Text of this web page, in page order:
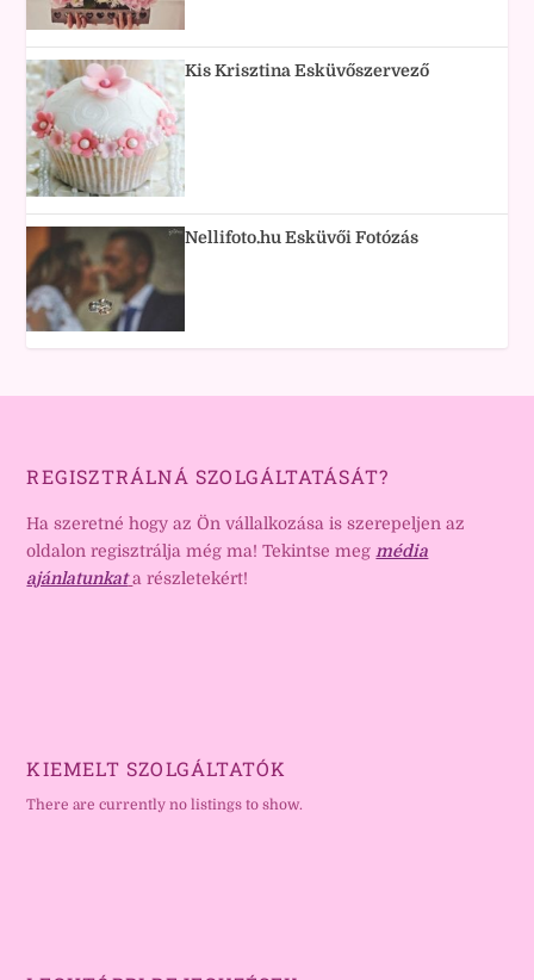
Kis Krisztina Esküvőszervező
Nellifoto.hu Esküvői Fotózás
REGISZTRÁLNÁ SZOLGÁLTATÁSÁT?
Ha szeretné hogy az Ön vállalkozása is szerepeljen az
oldalon regisztrálja még ma! Tekintse meg média
ajánlatunkat a részletekért!
KIEMELT SZOLGÁLTATÓK
There are currently no listings to show.